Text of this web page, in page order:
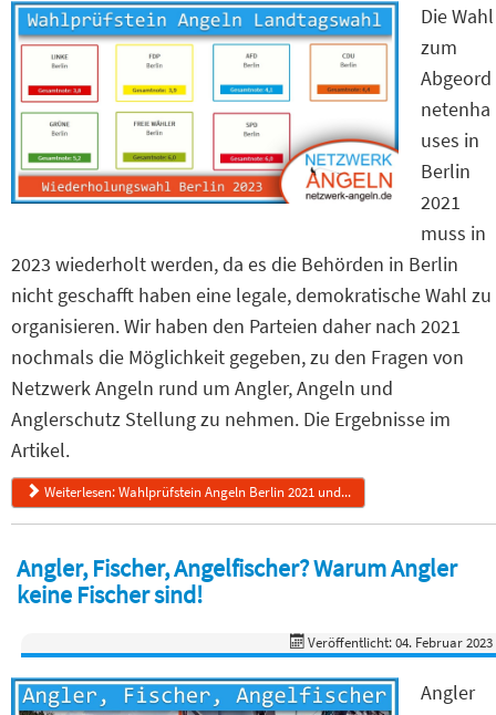
Die Wahl
zum
Abgeord
netenha
uses in
Berlin
2021
muss in
2023 wiederholt werden, da es die Behörden in Berlin
nicht geschafft haben eine legale, demokratische Wahl zu
organisieren. Wir haben den Parteien daher nach 2021
nochmals die Möglichkeit gegeben, zu den Fragen von
Netzwerk Angeln rund um Angler, Angeln und
Anglerschutz Stellung zu nehmen. Die Ergebnisse im
Artikel.
Weiterlesen: Wahlprüfstein Angeln Berlin 2021 und...
Angler, Fischer, Angelfischer? Warum Angler
keine Fischer sind!
Veröffentlicht: 04. Februar 2023
Angler